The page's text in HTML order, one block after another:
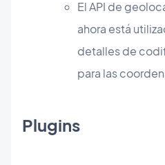
El API de
ahora está
detalles de
para las
Plugins